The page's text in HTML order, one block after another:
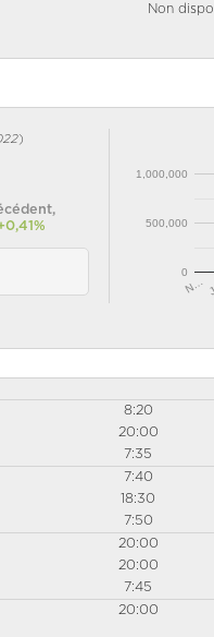
Non
)
N…
0
500,000
1,000,000
8:20
20:00
7:35
7:40
18:30
7:50
20:00
20:00
7:45
20:00